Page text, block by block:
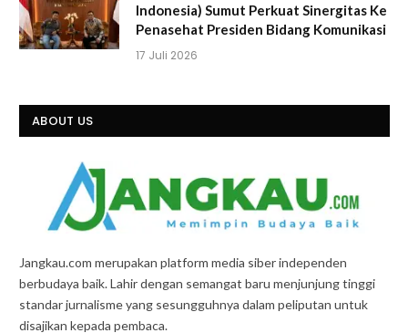
Indonesia) Sumut Perkuat Sinergitas Ke
Penasehat Presiden Bidang Komunikasi
17 Juli 2026
ABOUT US
Jangkau.com merupakan platform media siber independen
berbudaya baik. Lahir dengan semangat baru menjunjung tinggi
standar jurnalisme yang sesungguhnya dalam peliputan untuk
disajikan kepada pembaca.